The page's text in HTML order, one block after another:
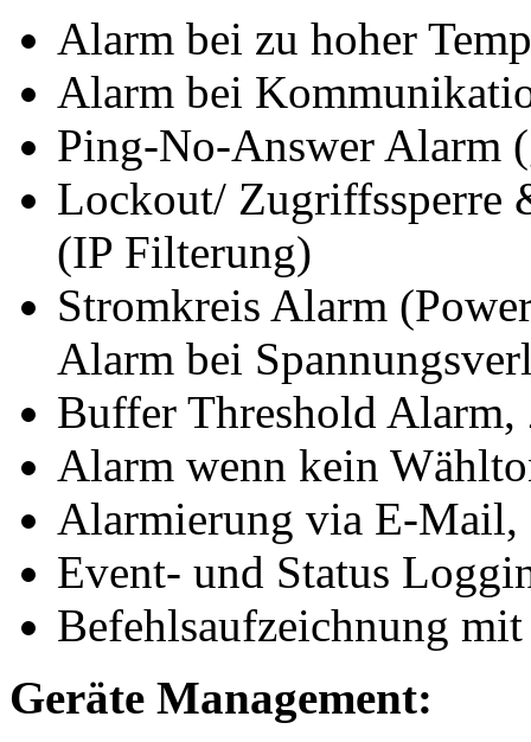
Alarm bei zu hoher
Alarm bei
Ping-No-Answer Alarm
Lockout/ Zugriffssperre
(IP Filterung)
Stromkreis Alarm
Alarm bei
Buffer Threshold
Alarm wenn kein
Alarmierung via E-Mail,
Event- und Status
Befehlsaufzeichnung
Geräte Management: